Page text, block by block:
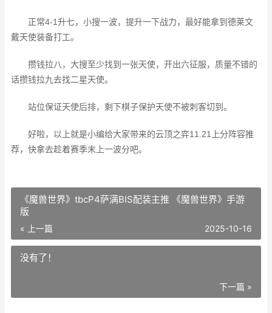
正常4-1升七，小搜一波，提升一下战力，最好能拿到德莱文
戴天使装备打工。
攒钱拉八，大搜至少找到一张天使，开出六征服，质量不错的
话攒钱拉九去找二星天使。
站位保证天使后排，剩下棋子保护天使不被刺客切到。
好啦，以上就是小编给大家带来的云顶之弈11.21上分阵容推
荐，快拿去趁着赛季末上一波分吧。
《魔兽世界》tbcP4萨满BIS配装主推 《魔兽世界》手游
版
« 上一篇 2025-10-16
没有了！
下一篇 »